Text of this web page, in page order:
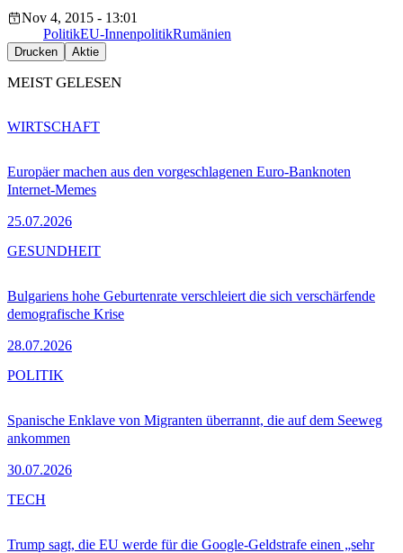
Nov 4, 2015 - 13:01
PolitikEU-InnenpolitikRumänien
Drucken Aktie
MEIST GELESEN
Europäer machen aus den vorgeschlagenen Euro-Banknoten
Internet-Memes
25.07.2026
WIRTSCHAFT
Bulgariens hohe Geburtenrate verschleiert die sich verschärfende
demografische Krise
28.07.2026
GESUNDHEIT
Spanische Enklave von Migranten überrannt, die auf dem Seeweg
ankommen
30.07.2026
POLITIK
Trump sagt, die EU werde für die Google-Geldstrafe einen „sehr
TECH